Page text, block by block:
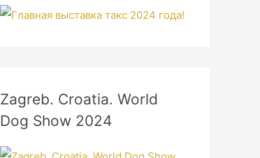
Zagreb. Croatia. World
Dog Show 2024